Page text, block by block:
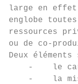
large en
englobe
ressources
ou de co-
Deux
-    le
-    la